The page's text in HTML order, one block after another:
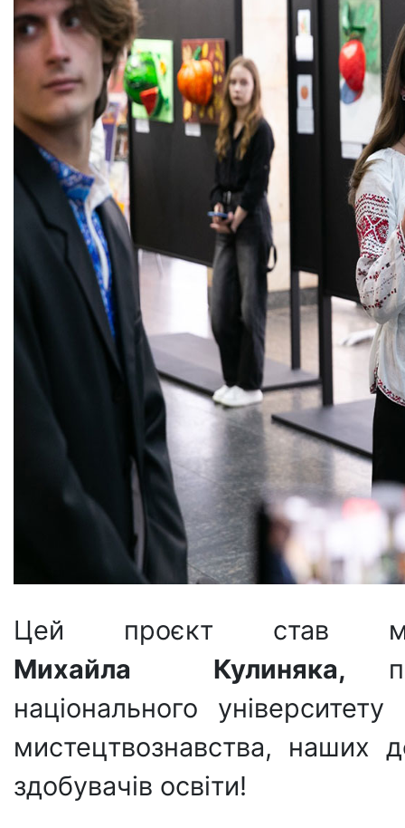
Цей проєкт став
Михайла Кулиняка,
національного
мистецтвознавства, наших
здобувачів освіти!